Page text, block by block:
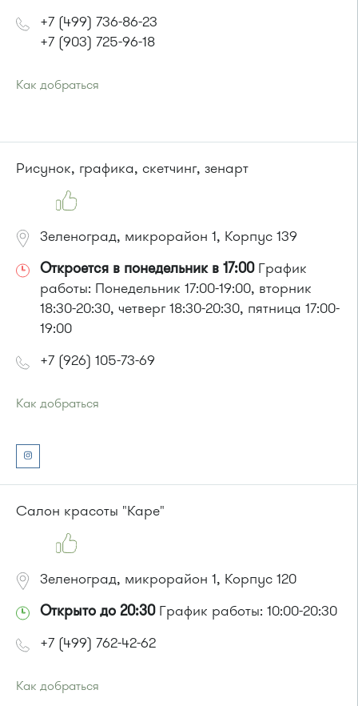
+7 (499) 736-86-23
+7 (903) 725-96-18
Как добраться
Маршрутка № 408м, 476м, 720м, 900, 903
или до остановки"Кинотеатр "Электрон"":
Автобусы № 1, 3, 6, 7, 8, 10, 11, 12, 29, 32.
Маршрутка № 408м, 476м, 720м, 900, 903
Рисунок, графика, скетчинг, зенарт
Зеленоград, микрорайон 1, Корпус 139
Откроется в понедельник в 17:00График
работы: Понедельник 17:00-19:00, вторник
18:30-20:30, четверг 18:30-20:30, пятница 17:00-
19:00
+7 (926) 105-73-69
Как добраться
Автобусы № 1, 3, 6, 7, 9, 10, 11, 12, 31, 32, 400, 400э.
Маршрутка № 409м, 431м, 476м, 720м, 900, 903
или до остановки"Улица Юности":
Маршрутка № 419м, 431м, 720м, 900, 903
Салон красоты "Каре"
Зеленоград, микрорайон 1, Корпус 120
Открыто до 20:30График работы: 10:00-20:30
+7 (499) 762-42-62
Как добраться